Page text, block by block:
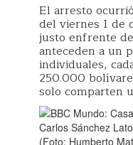
El arresto
del viernes 1 de
justo enfrente
anteceden a un
individuales,
250.000
solo comparten